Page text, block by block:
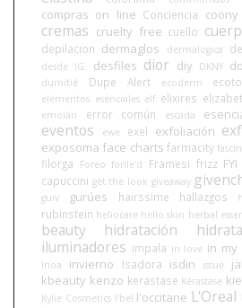
compras on line Conciencia coony
cremas cruelty free cuello
depilacion dermaglos dermalogica
desde IG. desfiles dior diy DKNY
dumitié Dupe Alert ecoderm
elementos esenciales elf elixires
emolan error común escada
eventos ewe exel exfoliación
exposoma face charts farmacity
filorga
Foreo forlle'd Framesi frizz FYI
capuccini get the look giveaway
guiv gurúes hairssime hallazgos
rubinstein heliocare hello skin herbal
beauty
hidratación
iluminadores impala in love in my
Inoa invierno Isadora isdin issue
kbeauty kenzo kerastase Kérastase
Kylie Cosmetics l'bel l'occitane L'Oreal